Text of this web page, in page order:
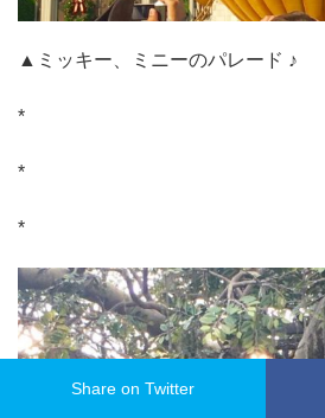
▲ミッキー、ミニーのパレード ♪
*
*
*
Share on Twitter